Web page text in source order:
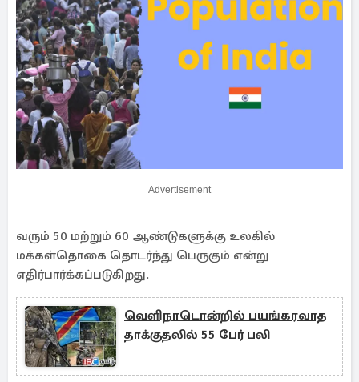
Advertisement
வரும் 50 மற்றும் 60 ஆண்டுகளுக்கு உலகில்
மக்கள்தொகை தொடர்ந்து பெருகும் என்று
எதிர்பார்க்கப்படுகிறது.
வெளிநாடொன்றில் பயங்கரவாத
தாக்குதலில் 55 பேர் பலி